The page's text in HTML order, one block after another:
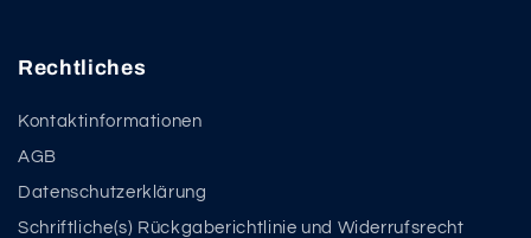
Rechtliches
Kontaktinformationen
AGB
Datenschutzerklärung
Schriftliche(s) Rückgaberichtlinie und Widerrufsrecht